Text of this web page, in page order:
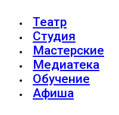
Театр
Студия
Мастерские
Медиатека
Обучение
Афиша